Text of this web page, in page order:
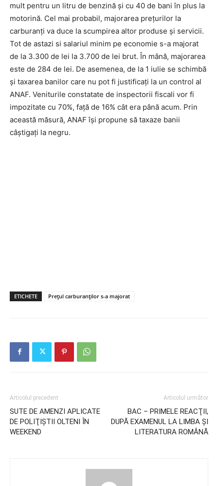
mult pentru un litru de benzină și cu 40 de bani în plus la
motorină. Cel mai probabil, majorarea prețurilor la
carburanți va duce la scumpirea altor produse și servicii.
Tot de astazi si salariul minim pe economie s-a majorat
de la 3.300 de lei la 3.700 de lei brut. În mână, majorarea
este de 284 de lei. De asemenea, de la 1 iulie se schimbă
și taxarea banilor care nu pot fi justificaţi la un control al
ANAF. Veniturile constatate de inspectorii fiscali vor fi
impozitate cu 70%, față de 16% cât era până acum. Prin
această măsură, ANAF își propune să taxaze banii
câştigaţi la negru.
ETICHETE Prețul carburanților s-a majorat
Articolul precedent
SUTE DE AMENZI APLICATE
DE POLIŢIŞTII OLTENI ÎN
WEEKEND
Articolul următor
BAC – PRIMELE REACŢII,
DUPĂ EXAMENUL LA LIMBA ŞI
LITERATURA ROMÂNĂ